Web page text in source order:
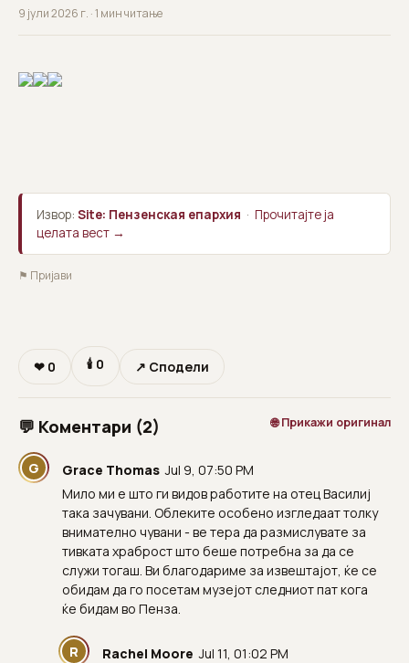
9 јули 2026 г. · 1 мин читање
Извор: Site: Пензенская епархия · Прочитајте ја
целата вест →
⚑ Пријави
❤ 0 🕯 0 ↗ Сподели
💬 Коментари (2) 🌐 Прикажи оригинал
G Grace Thomas Jul 9, 07:50 PM
Мило ми е што ги видов работите на отец Василиј
така зачувани. Облеките особено изгледаат толку
внимателно чувани - ве тера да размислувате за
тивката храброст што беше потребна за да се
служи тогаш. Ви благодариме за извештајот, ќе се
обидам да го посетам музејот следниот пат кога
ќе бидам во Пенза.
R Rachel Moore Jul 11, 01:02 PM